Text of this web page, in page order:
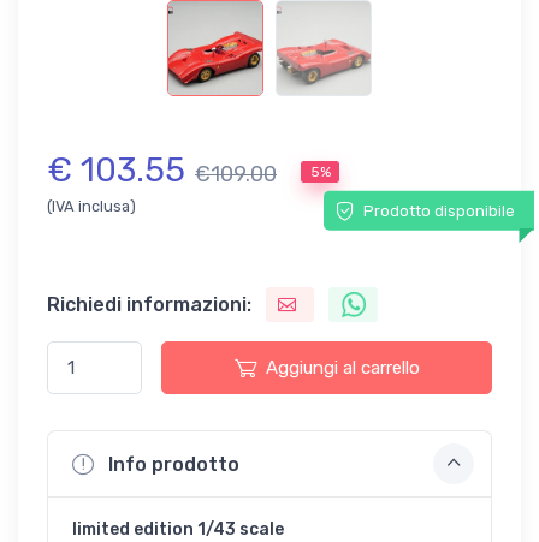
€ 103.55 €109.00 5%
(IVA inclusa) Prodotto disponibile
Richiedi informazioni:
Aggiungi al carrello
Info prodotto
limited edition 1/43 scale